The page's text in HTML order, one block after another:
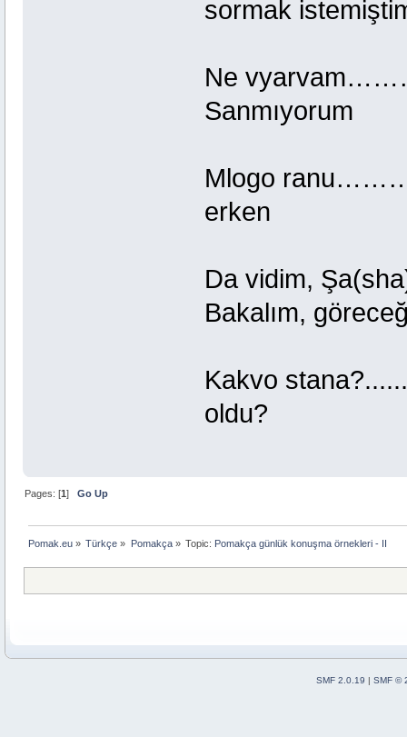
sormak
Ne
Sanmıyorum
Mlogo
erken
Da vidim,
Bakalım,
Kakvo
oldu?
Pages: [1]Go Up
Pomak.eu » Türkçe » Pomakça» Topic: Pomakça günlük konuşma örnekleri - II
SMF 2.0.19 | SMF ©